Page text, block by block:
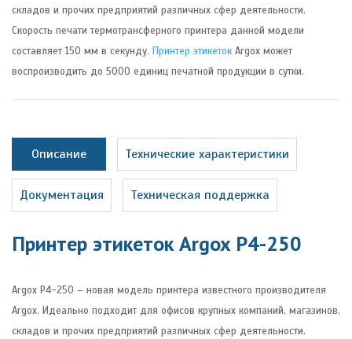
складов и прочих предприятий различных сфер деятельности.
Скорость печати термотрансферного принтера данной модели
составляет 150 мм в секунду. Принтер этикеток Argox может
воспроизводить до 5000 единиц печатной продукции в сутки.
Описание Технические характеристики
Документация Техническая поддержка
Принтер этикеток Argox P4-250
Argox P4-250 – новая модель принтера известного производителя
Argox. Идеально подходит для офисов крупных компаний, магазинов,
складов и прочих предприятий различных сфер деятельности.